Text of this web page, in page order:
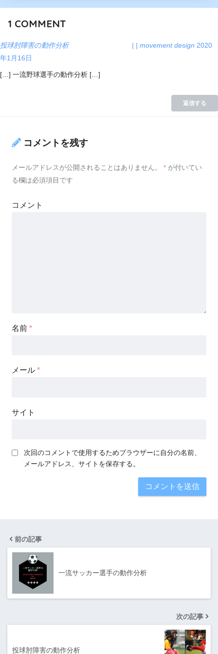
1 COMMENT
投球肘障害の動作分析 | | movement design 2020
年1月16日
[…] 一流野球選手の動作分析 […]
返信する
コメントを残す
メールアドレスが公開されることはありません。 * が付いてい
る欄は必須項目です
コメント
名前 *
メール *
サイト
次回のコメントで使用するためブラウザーに自分の名前、
メールアドレス、サイトを保存する。
前の記事
一流サッカー選手の動作分析
次の記事
投球肘障害の動作分析